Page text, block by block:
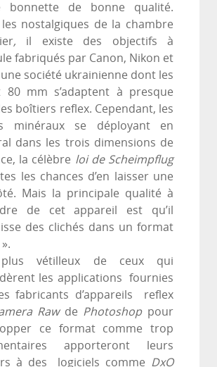
bonnette de bonne qualité.
les nostalgiques de la chambre
, il existe des objectifs à
fabriqués par Canon, Nikon et
société ukrainienne dont les
80 mm s’adaptent à presque
boîtiers reflex. Cependant, les
minéraux se déployant en
dans les trois dimensions de
la célèbre loi de Scheimpflug
les chances d’en laisser une
Mais la principale qualité à
de cet appareil est qu’il
des clichés dans un format
vétilleux de ceux qui
les applications fournies
fabricants d’appareils reflex
Rawde Photoshop pour
ce format comme trop
apporteront leurs
à des logiciels comme DxO